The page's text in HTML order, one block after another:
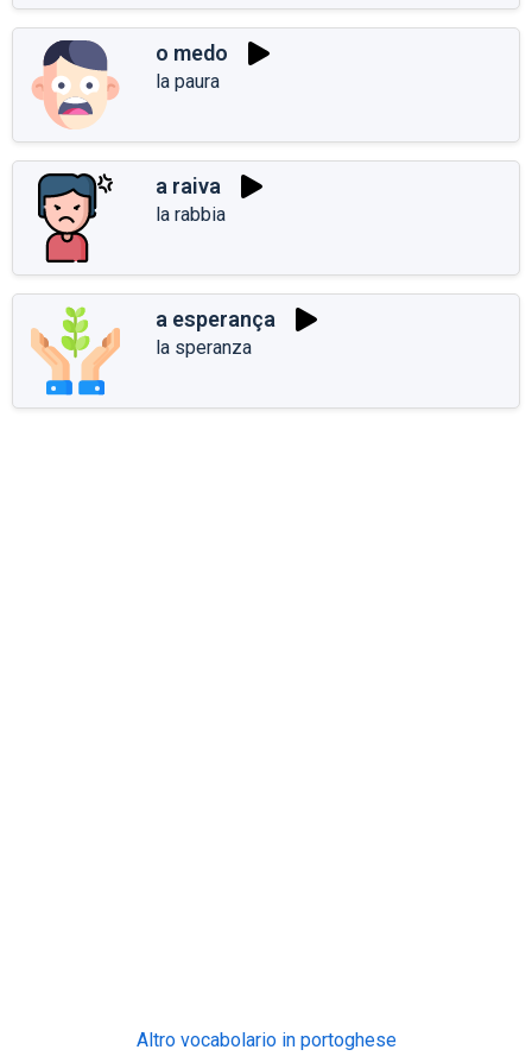
o medo
la paura
a raiva
la rabbia
a esperança
la speranza
Altro vocabolario in portoghese